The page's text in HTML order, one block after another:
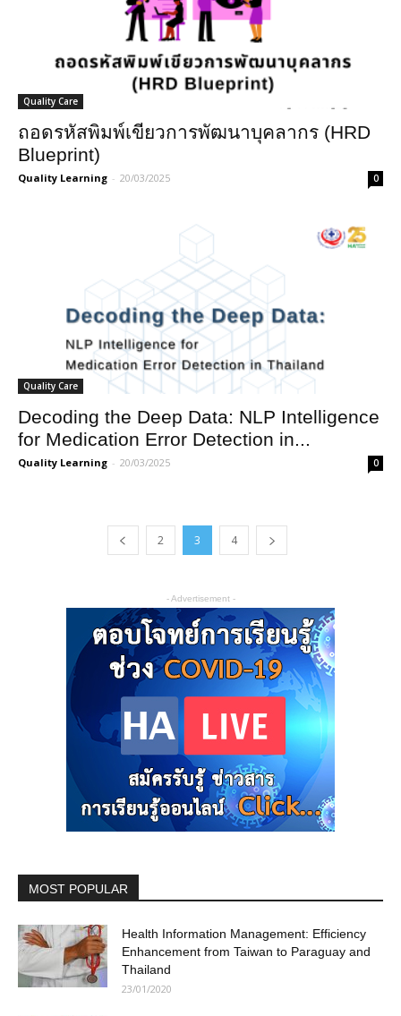
Quality Care
ถอดรหัสพิมพ์เขียวการพัฒนาบุคลากร (HRD
Blueprint)
Quality Learning - 20/03/2025 0
Quality Care
Decoding the Deep Data: NLP Intelligence
for Medication Error Detection in...
Quality Learning - 20/03/2025 0
2 3 4
- Advertisement -
MOST POPULAR
Health Information Management: Efficiency
Enhancement from Taiwan to Paraguay and
Thailand
23/01/2020